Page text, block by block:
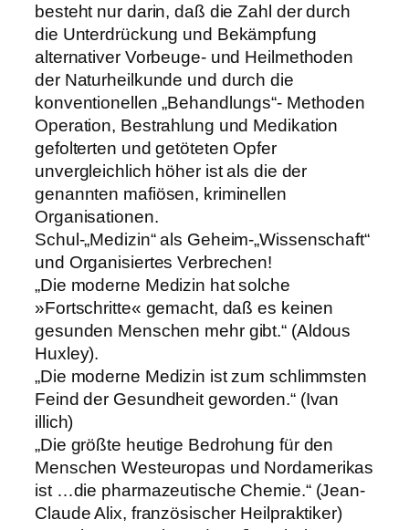
besteht nur darin, daß die Zahl der durch
die Unterdrückung und Bekämpfung
alternativer Vorbeuge- und Heilmethoden
der Naturheilkunde und durch die
konventionellen „Behandlungs“- Methoden
Operation, Bestrahlung und Medikation
gefolterten und getöteten Opfer
unvergleichlich höher ist als die der
genannten mafiösen, kriminellen
Organisationen.
Schul-„Medizin“ als Geheim-„Wissenschaft“
und Organisiertes Verbrechen!
„Die moderne Medizin hat solche
»Fortschritte« gemacht, daß es keinen
gesunden Menschen mehr gibt.“ (Aldous
Huxley).
„Die moderne Medizin ist zum schlimmsten
Feind der Gesundheit geworden.“ (Ivan
illich)
„Die größte heutige Bedrohung für den
Menschen Westeuropas und Nordamerikas
ist …die pharmazeutische Chemie.“ (Jean-
Claude Alix, französischer Heilpraktiker)